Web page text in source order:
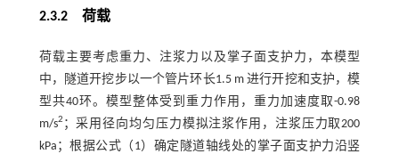
2.3.2荷载
荷载主要考虑重力、注浆力以及掌子面支护力，本模型
中，隧道开挖步以一个管片环长1.5 m 进行开挖和支护，模
型共40环。模型整体受到重力作用，重力加速度取-0.98
m/s2 ；采用径向均匀压力模拟注浆作用，注浆压力取200
kPa；根据公式（1） 确定隧道轴线处的掌子面支护力沿竖